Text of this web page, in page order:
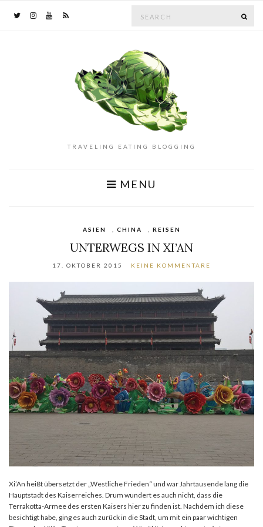
for:
TRAVELING EATING BLOGGING
MENU
ASIEN CHINA REISEN
UNTERWEGS IN XI’AN
17. OKTOBER 2015 KEINE KOMMENTARE
Xi’An heißt übersetzt der „Westliche Frieden“ und war Jahrtausende lang die
Hauptstadt des Kaiserreiches. Drum wundert es auch nicht, dass die
Terrakotta-Armee des ersten Kaisers hier zu finden ist. Nachdem ich diese
besichtigt habe, ging es auch zurück in die Stadt, um mit ein paar wichtigen